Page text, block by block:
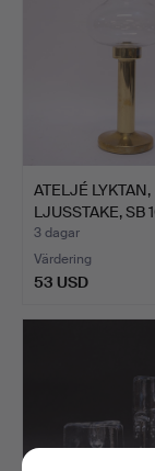
ATELJÉ LYKTAN,
LJUSSTAKE, SB
3 dagar
Värdering
53 USD